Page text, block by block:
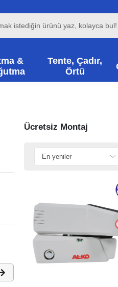
&
Tente, Çadır,
Örtü
Ücretsiz Montaj